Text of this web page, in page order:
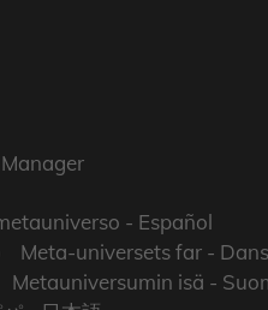
- Español
Meta-universets far-
Metauniversumin isä -